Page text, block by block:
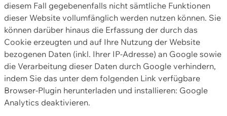
diesem Fall gegebenenfalls nicht sämtliche Funktionen
dieser Website vollumfänglich werden nutzen können. Sie
können darüber hinaus die Erfassung der durch das
Cookie erzeugten und auf Ihre Nutzung der Website
bezogenen Daten (inkl. Ihrer IP-Adresse) an Google sowie
die Verarbeitung dieser Daten durch Google verhindern,
indem Sie das unter dem folgenden Link verfügbare
Browser-Plugin herunterladen und installieren: Google
Analytics deaktivieren.